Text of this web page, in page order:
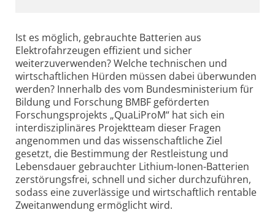
Ist es möglich, gebrauchte Batterien aus
Elektrofahrzeugen effizient und sicher
weiterzuverwenden? Welche technischen und
wirtschaftlichen Hürden müssen dabei überwunden
werden? Innerhalb des vom Bundesministerium für
Bildung und Forschung BMBF geförderten
Forschungsprojekts „QuaLiProM“ hat sich ein
interdisziplinäres Projektteam dieser Fragen
angenommen und das wissenschaftliche Ziel
gesetzt, die Bestimmung der Restleistung und
Lebensdauer gebrauchter Lithium-Ionen-Batterien
zerstörungsfrei, schnell und sicher durchzuführen,
sodass eine zuverlässige und wirtschaftlich rentable
Zweitanwendung ermöglicht wird.